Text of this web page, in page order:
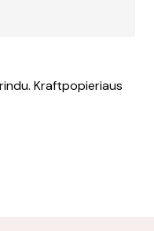
Kraftpopieriaus